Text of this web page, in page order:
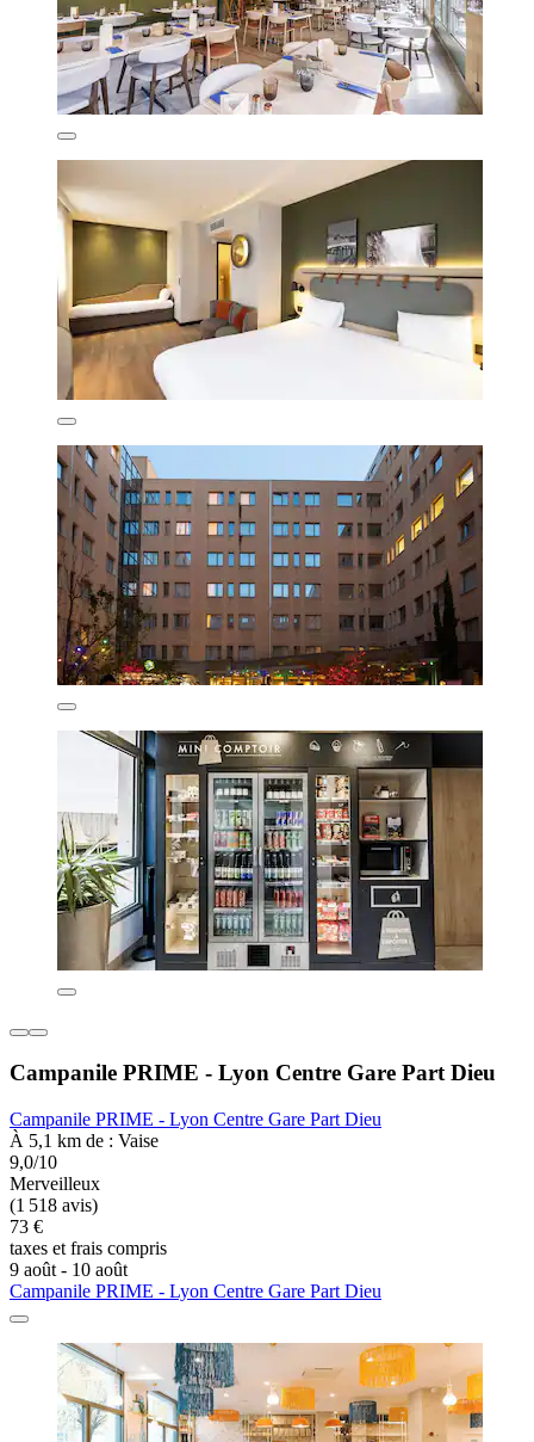
Campanile PRIME - Lyon Centre Gare Part Dieu
Campanile PRIME - Lyon Centre Gare Part Dieu
À 5,1 km de : Vaise
9,0/10
Merveilleux
(1 518 avis)
73 €
taxes et frais compris
9 août - 10 août
Campanile PRIME - Lyon Centre Gare Part Dieu